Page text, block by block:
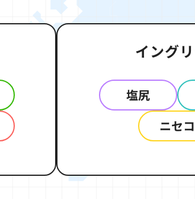
イング
塩尻
ニセコ